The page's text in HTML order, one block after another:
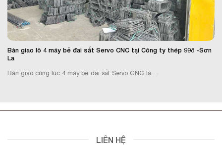
Bàn giao lô 4 máy bẻ đai sắt Servo CNC tại Công ty thép 998 -Sơn
La
Bàn giao cùng lúc 4 máy bẻ đai sắt Servo CNC là ...
LIÊN HỆ